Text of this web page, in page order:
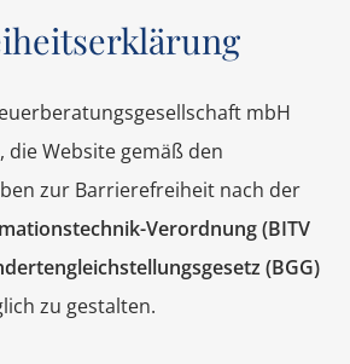
mbH
Website gemäß den
zur Barrierefreiheit nach der
Verordnung (BITV
(BGG)
zu gestalten.